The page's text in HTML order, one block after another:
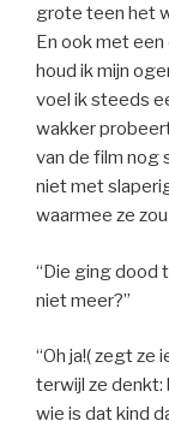
grote teen het
En ook met
houd ik mijn
voel ik steeds
wakker
van de film nog
niet met
waarmee ze
“Die ging dood
niet meer?”
“Oh ja!( zegt
terwijl ze denkt:
wie is dat kind